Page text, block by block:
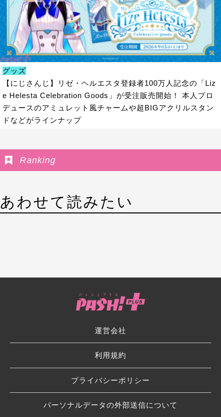
グッズ
【にじさんじ】リゼ・ヘルエスタ登録者100万人記念の「Liz
e Helesta Celebration Goods」が受注販売開始！ 本人プロ
デュースのアミュレット風チャームや超BIGアクリルスタン
ドなどがラインナップ
Ranking
あわせて読みたい
運営会社
利用規約
プライバシーポリシー
パーソナルデータの外部送信について